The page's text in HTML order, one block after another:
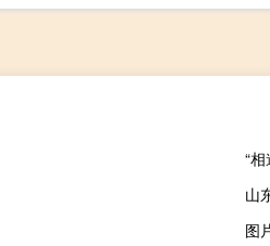
“
山
图